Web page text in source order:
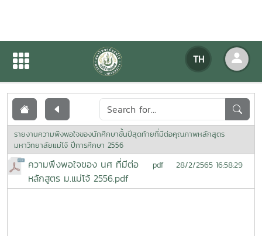
TH
เอกสารเผยแพร่
รายงานความพึงพอใจของนักศึกษาชั้นปีสุดท้ายที่มีต่อคุณภาพหลักสูตร
มหาวิทยาลัยแม่โจ้ ปีการศึกษา 2556
ความพึงพอใจของ นศ ที่มีต่อ
หลักสูตร ม.แม่โจ้ 2556.pdf
pdf 28/2/2565 16:58:29